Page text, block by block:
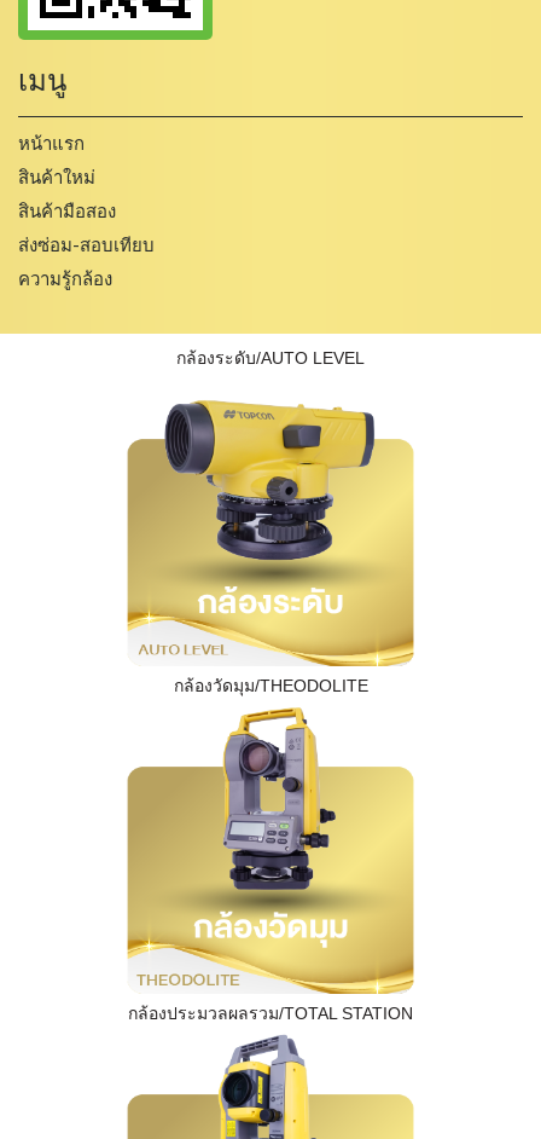
เมนู
หน้าแรก
สินค้าใหม่
สินค้ามือสอง
ส่งซ่อม-สอบเทียบ
ความรู้กล้อง
กล้องระดับ/AUTO LEVEL
กล้องวัดมุม/THEODOLITE
กล้องประมวลผลรวม/TOTAL STATION